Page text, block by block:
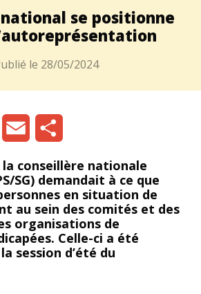
national se positionne
le 28/05/2024
conseillère nationale
SG) demandait à ce que
en situation de
au sein des comités et des
organisations de
Celle-ci a été
session d’été du